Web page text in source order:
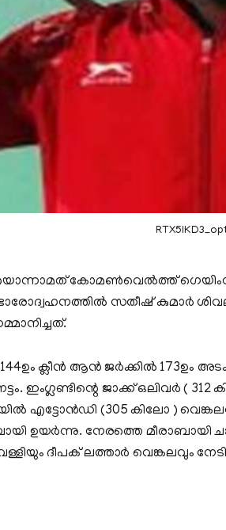
കോമണ്‍വെല്‍ത്ത്
സതീഷ് കുമാര്‍
ക്ലീന്‍ ആന്‍ ജര്‍ക്കില്‍ 173ഉം
ഇംഗ്ലണ്ടിന്റെ ജാക്ക് ഒലിവര്‍ (
എട്ടോന്‍ഡി (305 കിലോ )
ഉയര്‍ന്നു. നേരത്തെ
ദീപക് ലത്താര്‍ വെങ്കലവും